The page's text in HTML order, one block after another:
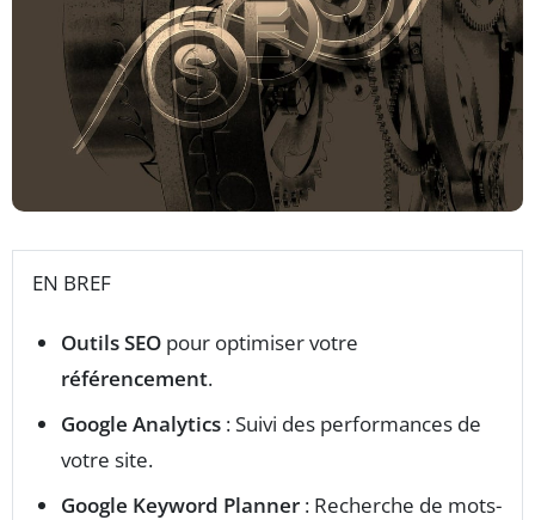
EN BREF
Outils SEO pour optimiser votre
référencement.
Google Analytics : Suivi des performances de
votre site.
Google Keyword Planner : Recherche de mots-